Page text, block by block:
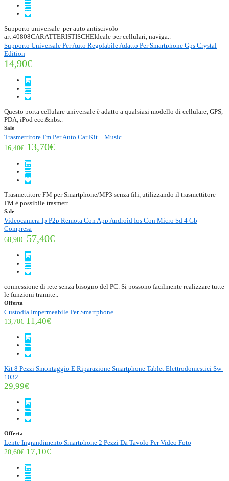
Supporto universale per auto antiscivolo
art.40808CARATTERISTISCHEIdeale per cellulari, naviga..
Supporto Universale Per Auto Regolabile Adatto Per Smartphone Gps Crystal
Edition
14,90€
Questo porta cellulare universale è adatto a qualsiasi modello di cellulare, GPS,
PDA, iPod ecc.&nbs..
Sale
Trasmettitore Fm Per Auto Car Kit + Music
16,40€ 13,70€
Trasmettitore FM per Smartphone/MP3 senza fili, utilizzando il trasmettitore
FM è possibile trasmett..
Sale
Videocamera Ip P2p Remota Con App Android Ios Con Micro Sd 4 Gb
Compresa
68,90€ 57,40€
connessione di rete senza bisogno del PC. Si possono facilmente realizzare tutte
le funzioni tramite..
Offerta
Custodia Impermeabile Per Smartphone
13,70€ 11,40€
Kit 8 Pezzi Smontaggio E Riparazione Smartphone Tablet Elettrodomestici Sw-
1032
29,99€
Offerta
Lente Ingrandimento Smartphone 2 Pezzi Da Tavolo Per Video Foto
20,60€ 17,10€